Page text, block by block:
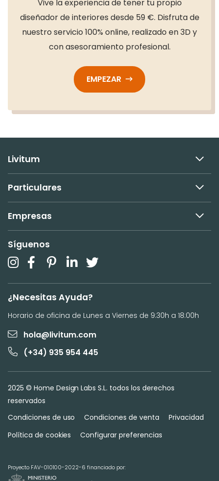
Vive la experiencia de tener tu propio
diseñador de interiores desde 59 €. Disfruta de
nuestro servicio 100% online, realizado en 3D y
con asesoramiento profesional.
EMPEZAR
Livitum
Particulares
Empresas
Síguenos
¿Necesitas Ayuda?
Horario de oficina de Lunes a Viernes de 9:30h a 18:00h
hola@livitum.com
(+34) 935 954 445
2025 © Home Design Labs S.L. todos los derechos
reservados
Condiciones de uso
Condiciones de venta
Privacidad
Política de cookies
Configurar preferencias
Proyecto FAV-010100-2022-6 financiado por: